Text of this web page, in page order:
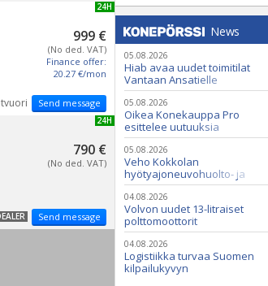
NEW 24H
999 €
(No ded. VAT)
Finance offer:
20.27 €/mon
Send message
NEW 24H
790 €
(No ded. VAT)
Send message
News
05.08.2026
Hiab avaa uudet toimitilat
Vantaan Ansatielle
05.08.2026
Oikea Konekauppa Pro
esittelee uutuuksia
ammattikäyttöön
05.08.2026
Veho Kokkolan
hyötyajoneuvohuolto- ja
varaosatoiminnot Q2 Service
Oy:lle lokakuussa
04.08.2026
Volvon uudet 13-litraiset
polttomoottorit
04.08.2026
Logistiikka turvaa Suomen
kilpailukyvyn